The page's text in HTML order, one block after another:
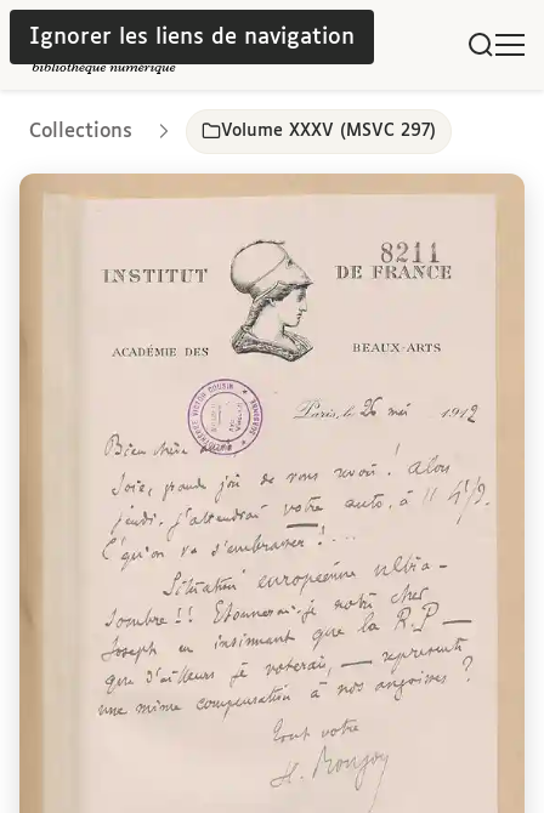
Ignorer les liens de navigation
Collections Volume XXXV (MSVC 297)